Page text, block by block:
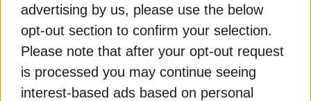
advertising by us, please use the below
opt-out section to confirm your selection.
Please note that after your opt-out request
is processed you may continue seeing
interest-based ads based on personal
προχωρά το εγχείρημα σύμφωνα με την κα.
Αλεξοπούλου
Από Ιωάννα Κωσταδήμα 14 Φεβρουαρίου 2024